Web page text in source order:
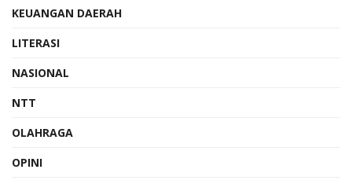
KEUANGAN DAERAH
LITERASI
NASIONAL
NTT
OLAHRAGA
OPINI